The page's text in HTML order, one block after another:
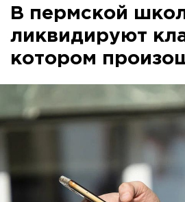
В пермской
ликвидируют
котором